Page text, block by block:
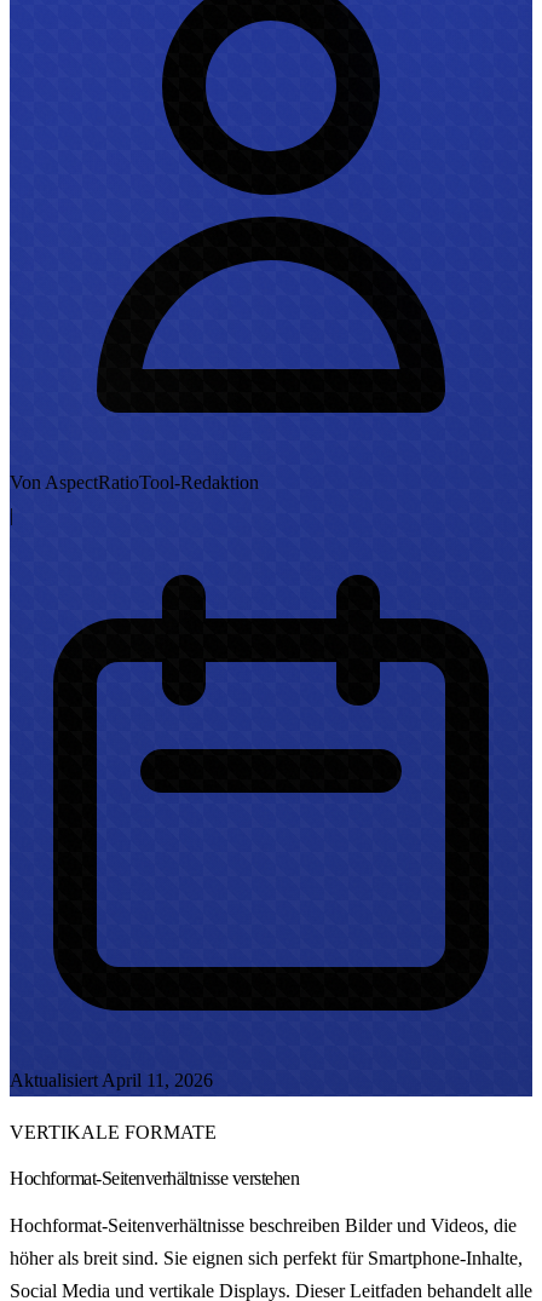
Von AspectRatioTool-Redaktion
|
Aktualisiert April 11, 2026
VERTIKALE FORMATE
Hochformat-Seitenverhältnisse verstehen
Hochformat-Seitenverhältnisse beschreiben Bilder und Videos, die
höher als breit sind. Sie eignen sich perfekt für Smartphone-Inhalte,
Social Media und vertikale Displays. Dieser Leitfaden behandelt alle